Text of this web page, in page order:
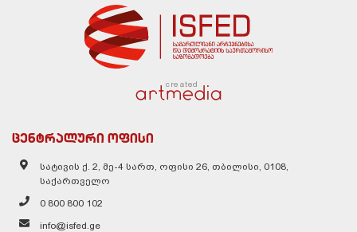
created
ცენტრალური ოფისი
სატივის ქ. 2, მე-4 სართ, ოფისი 26, თბილისი, 0108,
საქართველო
0 800 800 102
info@isfed.ge